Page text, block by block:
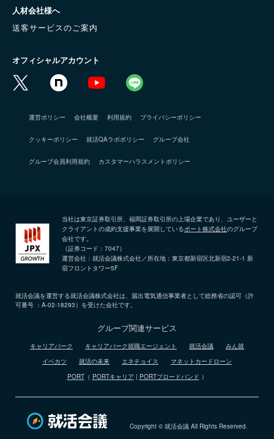
人材会社様へ
送客サービスのご案内
オフィシャルアカウント
運営ポリシー 会社概要 利用規約 プライバシーポリシー
クッキーポリシー 就活QAラボポリシー グループ会社
グループ会員利用規約 カスタマーハラスメントポリシー
当社は東京証券取引所、福岡証券取引所の上場企業であり、ユーザーと
クライアントの成約支援事業を展開しているポート株式会社のグループ
会社です。
（証券コード：7047）
運営会社：就活会議株式会社／所在地：東京都新宿区北新宿2-21-1 新
宿フロントタワー5F
就活会議を運営する就活会議株式会社は、届出電気通信事業者として総務省の認可（許
可番号 ：A-02-18293）を受けた会社です。